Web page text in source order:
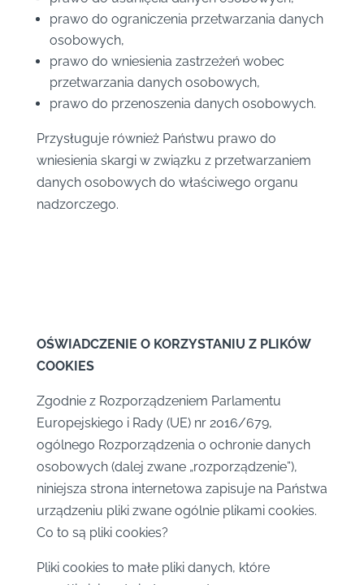
prawo do ograniczenia przetwarzania danych
osobowych,
prawo do wniesienia zastrzeżeń wobec
przetwarzania danych osobowych,
prawo do przenoszenia danych osobowych.
Przysługuje również Państwu prawo do
wniesienia skargi w związku z przetwarzaniem
danych osobowych do właściwego organu
nadzorczego.
OŚWIADCZENIE O KORZYSTANIU Z PLIKÓW
COOKIES
Zgodnie z Rozporządzeniem Parlamentu
Europejskiego i Rady (UE) nr 2016/679,
ogólnego Rozporządzenia o ochronie danych
osobowych (dalej zwane „rozporządzenie”),
niniejsza strona internetowa zapisuje na Państwa
urządzeniu pliki zwane ogólnie plikami cookies.
Co to są pliki cookies?
Pliki cookies to małe pliki danych, które